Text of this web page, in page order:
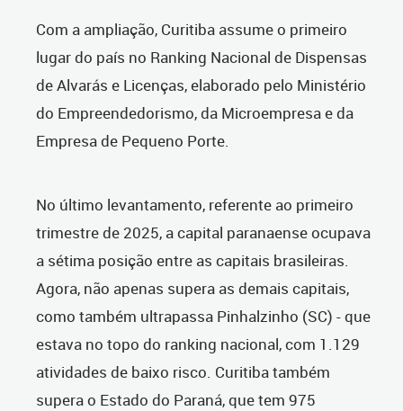
Com a ampliação, Curitiba assume o primeiro
lugar do país no Ranking Nacional de Dispensas
de Alvarás e Licenças, elaborado pelo Ministério
do Empreendedorismo, da Microempresa e da
Empresa de Pequeno Porte.
No último levantamento, referente ao primeiro
trimestre de 2025, a capital paranaense ocupava
a sétima posição entre as capitais brasileiras.
Agora, não apenas supera as demais capitais,
como também ultrapassa Pinhalzinho (SC) - que
estava no topo do ranking nacional, com 1.129
atividades de baixo risco. Curitiba também
supera o Estado do Paraná, que tem 975